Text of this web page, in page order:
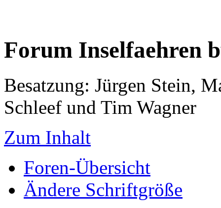
Forum Inselfaehren
Besatzung: Jürgen Stein,
Schleef und Tim Wagner
Zum Inhalt
Foren-Übersicht
Ändere Schriftgröße